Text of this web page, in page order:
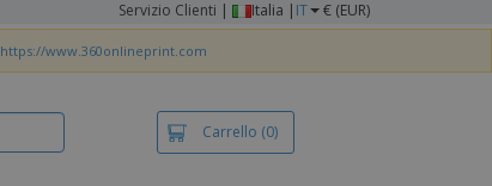
Servizio Clienti | Italia | IT € (EUR)
https://www.360onlineprint.com
Carrello (0)